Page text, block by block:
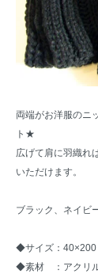
両端がお洋服のニ
ト★
広げて肩に羽織れ
いただけます。
ブラック、ネイビ
◆サイズ：40×200
◆素材 ：アクリ